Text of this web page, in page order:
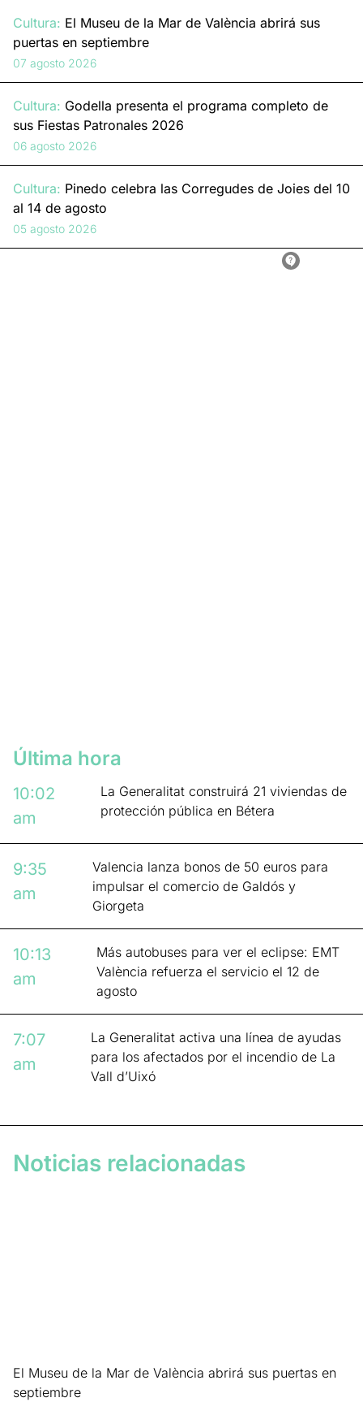
Cultura: El Museu de la Mar de València abrirá sus
puertas en septiembre
07 agosto 2026
Cultura: Godella presenta el programa completo de
sus Fiestas Patronales 2026
06 agosto 2026
Cultura: Pinedo celebra las Corregudes de Joies del 10
al 14 de agosto
05 agosto 2026
Última hora
10:02
am
La Generalitat construirá 21 viviendas de
protección pública en Bétera
9:35
am
Valencia lanza bonos de 50 euros para
impulsar el comercio de Galdós y
Giorgeta
10:13
am
Más autobuses para ver el eclipse: EMT
València refuerza el servicio el 12 de
agosto
7:07
am
La Generalitat activa una línea de ayudas
para los afectados por el incendio de La
Vall d’Uixó
Noticias relacionadas
El Museu de la Mar de València abrirá sus puertas en
septiembre